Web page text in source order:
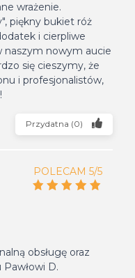
wrażenie.
piękny bukiet róż
i cierpliwe
naszym nowym aucie
się cieszymy, że
i profesjonalistów,
Przydatna (0)
POLECAM 5/5
obsługę oraz
D.